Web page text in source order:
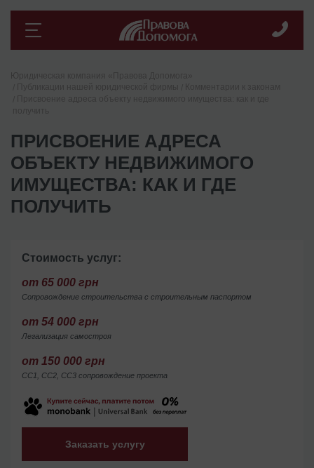
ПРИСВОЕНИЕ АДРЕСА
ОБЪЕКТУ НЕДВИЖИМОГО
ИМУЩЕСТВА: КАК И ГДЕ
ПОЛУЧИТЬ
Стоимость услуг:
от 65 000 грн
Сопровождение строительства с строительным паспортом
от 54 000 грн
Легализация самостроя
от 150 000 грн
СС1, СС2, СС3 сопровождение проекта
Заказать услугу